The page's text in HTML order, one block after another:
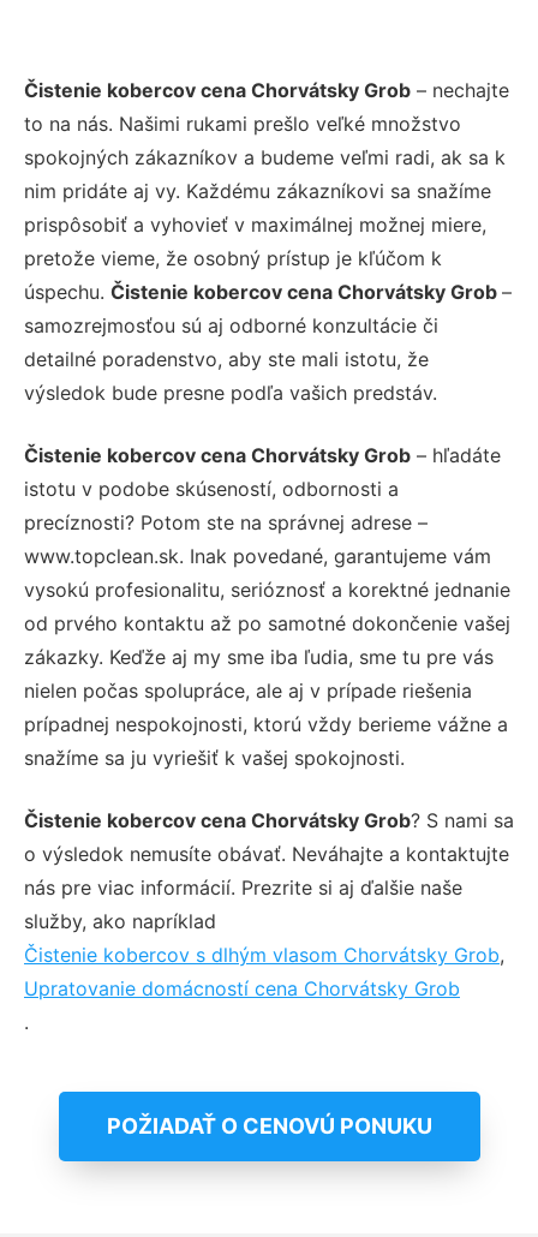
Čistenie kobercov cena Chorvátsky Grob – nechajte
to na nás. Našimi rukami prešlo veľké množstvo
spokojných zákazníkov a budeme veľmi radi, ak sa k
nim pridáte aj vy. Každému zákazníkovi sa snažíme
prispôsobiť a vyhovieť v maximálnej možnej miere,
pretože vieme, že osobný prístup je kľúčom k
úspechu. Čistenie kobercov cena Chorvátsky Grob –
samozrejmosťou sú aj odborné konzultácie či
detailné poradenstvo, aby ste mali istotu, že
výsledok bude presne podľa vašich predstáv.
Čistenie kobercov cena Chorvátsky Grob – hľadáte
istotu v podobe skúseností, odbornosti a
precíznosti? Potom ste na správnej adrese –
www.topclean.sk. Inak povedané, garantujeme vám
vysokú profesionalitu, serióznosť a korektné jednanie
od prvého kontaktu až po samotné dokončenie vašej
zákazky. Keďže aj my sme iba ľudia, sme tu pre vás
nielen počas spolupráce, ale aj v prípade riešenia
prípadnej nespokojnosti, ktorú vždy berieme vážne a
snažíme sa ju vyriešiť k vašej spokojnosti.
Čistenie kobercov cena Chorvátsky Grob? S nami sa
o výsledok nemusíte obávať. Neváhajte a kontaktujte
nás pre viac informácií. Prezrite si aj ďalšie naše
služby, ako napríklad
Čistenie kobercov s dlhým vlasom Chorvátsky Grob,
Upratovanie domácností cena Chorvátsky Grob
.
POŽIADAŤ O CENOVÚ PONUKU